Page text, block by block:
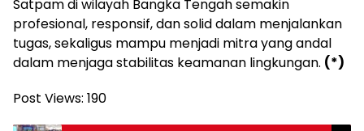
Satpam di wilayah Bangka Tengah semakin
profesional, responsif, dan solid dalam menjalankan
tugas, sekaligus mampu menjadi mitra yang andal
dalam menjaga stabilitas keamanan lingkungan. (*)
Post Views: 190